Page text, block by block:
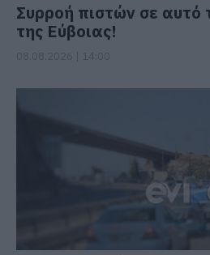
Συρροή πιστών σε αυτό
της Εύβοιας!